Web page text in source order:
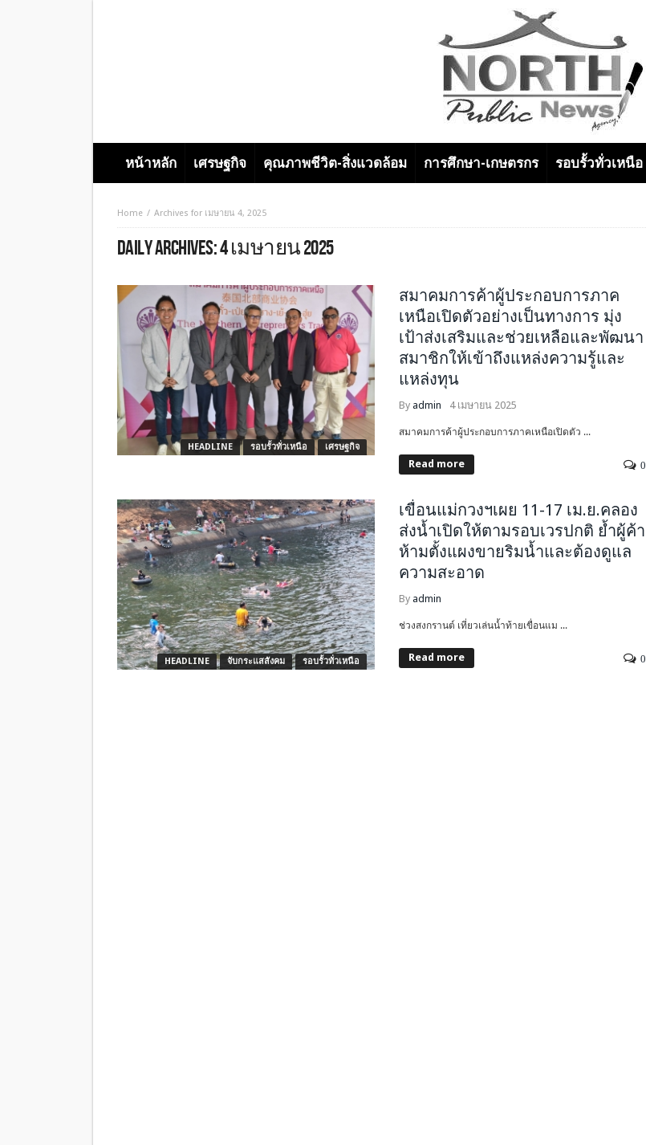
หน้าหลัก เศรษฐกิจ คุณภาพชีวิต-สิ่งแวดล้อม การศึกษา-เกษตรกร รอบรั้วทั่วเหนือ
Home Archives for เมษายน 4, 2025
DAILY ARCHIVES:4 เมษายน 2025
HEADLINE รอบรั้วทั่วเหนือ เศรษฐกิจ
สมาคมการค้าผู้ประกอบการภาค
เหนือเปิดตัวอย่างเป็นทางการ มุ่ง
เป้าส่งเสริมและช่วยเหลือและพัฒนา
สมาชิกให้เข้าถึงแหล่งความรู้และ
แหล่งทุน
By admin 4 เมษายน 2025
สมาคมการค้าผู้ประกอบการภาคเหนือเปิดตัว ...
Read more 0
HEADLINE จับกระแสสังคม รอบรั้วทั่วเหนือ
เขื่อนแม่กวงฯเผย 11-17 เม.ย.คลอง
ส่งน้ำเปิดให้ตามรอบเวรปกติ ย้ำผู้ค้า
ห้ามตั้งแผงขายริมน้ำและต้องดูแล
ความสะอาด
By admin
ช่วงสงกรานต์ เที่ยวเล่นน้ำท้ายเขื่อนแม ...
Read more 0